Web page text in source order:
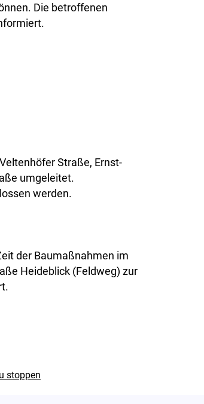
Die betroffenen
Straße, Ernst-
umgeleitet.
werden.
der Baumaßnahmen im
Heideblick (Feldweg) zur
stoppen